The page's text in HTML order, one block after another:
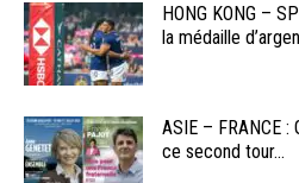
HONG KONG –
la médaille
ASIE – FRANCE
ce second tour...